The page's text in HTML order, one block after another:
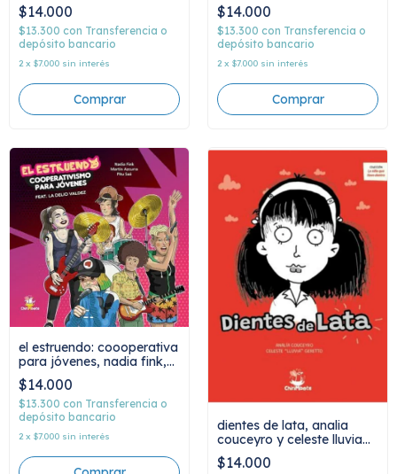
$14.000
$13.300 con Transferencia o
depósito bancario
2 x $7.000 sin interés
$14.000
$13.300 con Transferencia o
depósito bancario
2 x $7.000 sin interés
el estruendo: coooperativa
para jóvenes, nadia fink,
Pitu Saá, Martín Azcurra
$14.000
$13.300 con Transferencia o
depósito bancario
2 x $7.000 sin interés
dientes de lata, analia
couceyro y celeste lluvia
geretto
$14.000